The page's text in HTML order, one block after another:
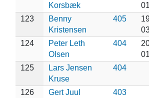
Korsbæk
123
Benny
Kristensen
405
124
Peter Leth
Olsen
404
125
Lars Jensen
Kruse
404
126
Gert Juul
403